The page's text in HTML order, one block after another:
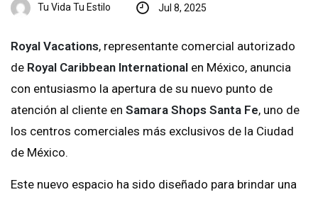
Tu Vida Tu Estilo Jul 8, 2025
Royal Vacations, representante comercial autorizado
de Royal Caribbean International en México, anuncia
con entusiasmo la apertura de su nuevo punto de
atención al cliente en Samara Shops Santa Fe, uno de
los centros comerciales más exclusivos de la Ciudad
de México.
Este nuevo espacio ha sido diseñado para brindar una